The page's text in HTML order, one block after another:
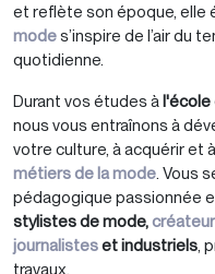
et reflète son époque, elle
modes’inspire de l’air du
quotidienne.
Durant vos études à l'école
nous vous entraînons à
votre culture, à acquérir et
métiers de la mode. Vous
pédagogique passionnée
stylistes de mode,
journalisteset industriels,
travaux.